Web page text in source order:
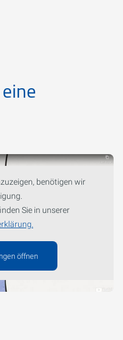
benötigen wir
Sie in unserer
öffnen